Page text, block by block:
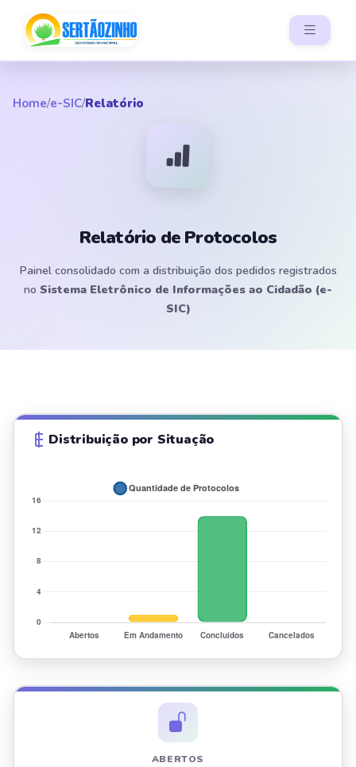
Home/e-SIC/Relatório
Relatório de Protocolos
Painel consolidado com a distribuição dos pedidos registrados
no Sistema Eletrônico de Informações ao Cidadão (e-
SIC)
Distribuição por Situação
ABERTOS